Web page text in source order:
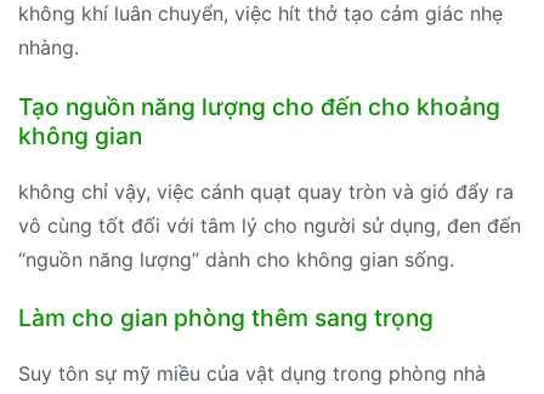
không khí luân chuyển, việc hít thở tạo cảm giác nhẹ
nhàng.
Tạo nguồn năng lượng cho đến cho khoảng
không gian
không chỉ vậy, việc cánh quạt quay tròn và gió đẩy ra
vô cùng tốt đối với tâm lý cho người sử dụng, đen đến
“nguồn năng lượng” dành cho không gian sống.
Làm cho gian phòng thêm sang trọng
Suy tôn sự mỹ miều của vật dụng trong phòng nhà